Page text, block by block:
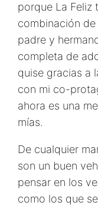
porque La Feliz
combinación
padre y
completa de
quise gracias a
con mi co-
ahora es una
mías.
De cualquier
son un buen
pensar en los
como los que